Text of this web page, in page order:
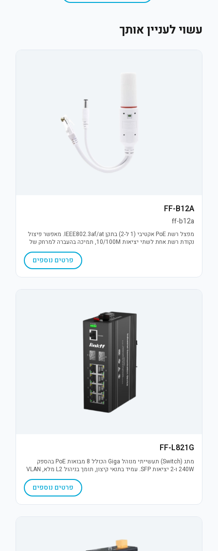
עשוי לעניין אותך
FF-B12A
ff-b12a
מפצל רשת PoE אקטיבי (1 ל-2) בתקן IEEE802.3af/at. מאפשר פיצול
נקודת רשת אחת לשתי יציאות 10/100M, תמיכה בהעברה למרחק של
פרטים נוספים
FF-L821G
מתג (Switch) תעשייתי מנוהל Giga הכולל 8 מבואות PoE בהספק
240W ו-2 יציאות SFP. עמיד בתנאי קיצון, תומך בניהול L2 מלא, VLAN
פרטים נוספים